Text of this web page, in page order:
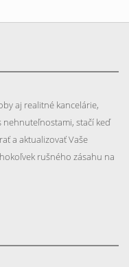
aj realitné kancelárie,
nehnuteľnostami, stačí keď
a aktualizovať Vaše
rušného zásahu na